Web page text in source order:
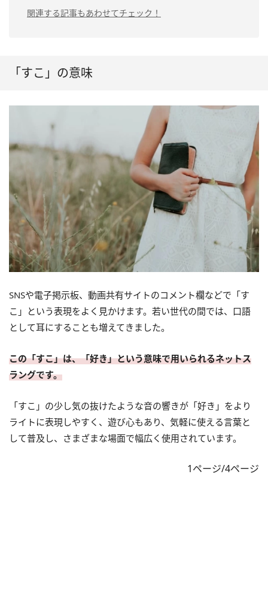
関連する記事もあわせてチェック！
「すこ」の意味
SNSや電子掲示板、動画共有サイトのコメント欄などで「す
こ」という表現をよく見かけます。若い世代の間では、口語
として耳にすることも増えてきました。
この「すこ」は、「好き」という意味で用いられるネットス
ラングです。
「すこ」の少し気の抜けたような音の響きが「好き」をより
ライトに表現しやすく、遊び心もあり、気軽に使える言葉と
して普及し、さまざまな場面で幅広く使用されています。
1ページ/4ページ